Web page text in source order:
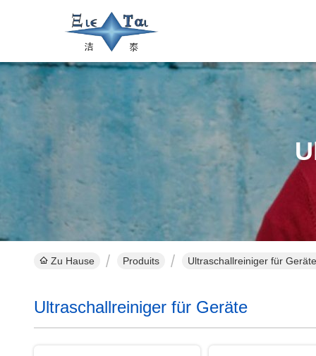
Zu Hause Produits Ultraschallreiniger für
Ultraschallreiniger für Geräte